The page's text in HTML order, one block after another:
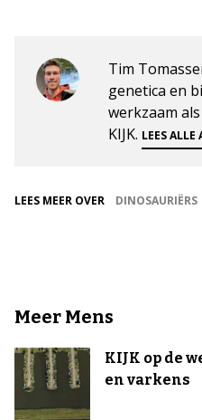
Tim
genetica en
werkzaam
KIJK. LEES ALLE
LEES MEER OVER DINOSAURIËRS
Meer Mens
KIJK op de
en varkens